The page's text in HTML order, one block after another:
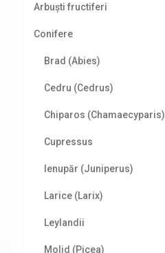
Arbuști fructiferi
Conifere
Brad (Abies)
Cedru (Cedrus)
Chiparos (Chamaecyparis)
Cupressus
Ienupăr (Juniperus)
Larice (Larix)
Leylandii
Molid (Picea)